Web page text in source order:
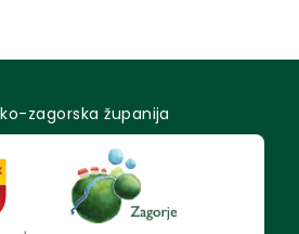
zagorska županija